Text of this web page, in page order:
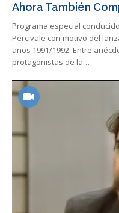
Ahora También
Programa especial
Percivale con motivo del
años 1991/1992. Entre
protagonistas de la…